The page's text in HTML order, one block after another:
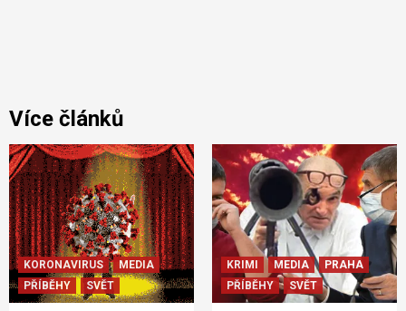
Více článků
KORONAVIRUS
MEDIA
PŘÍBĚHY
SVĚT
KRIMI MEDIA
PRAHA
PŘÍBĚHY
SVĚT